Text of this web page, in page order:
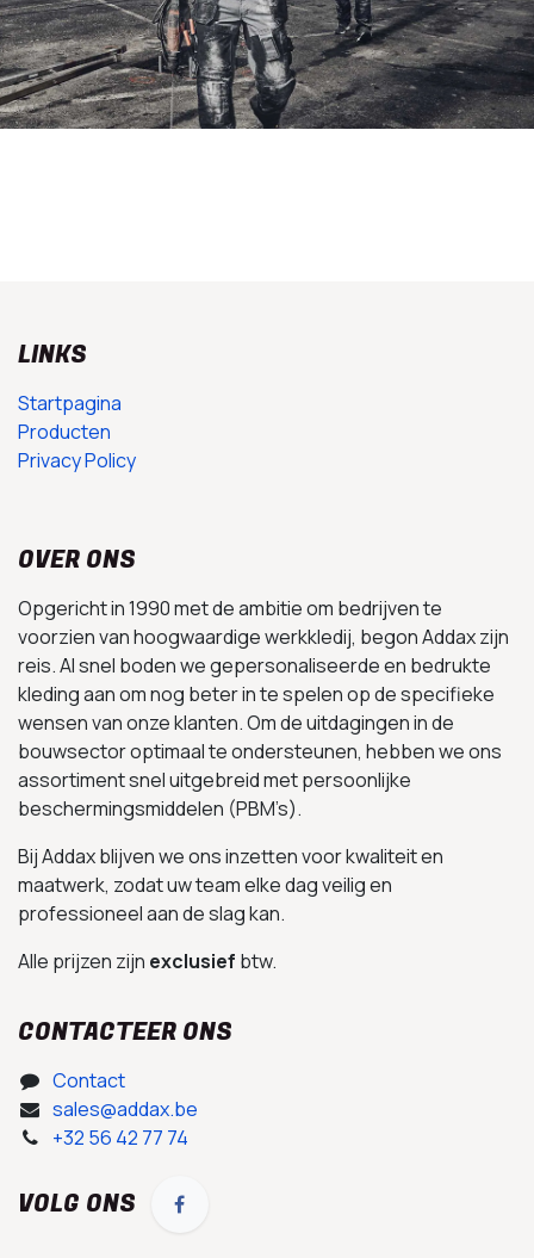
LINKS
Startpagina
Producten
Privacy Policy
OVER ONS
Opgericht in 1990 met de ambitie om bedrijven te
voorzien van hoogwaardige werkkledij, begon Addax zijn
reis. Al snel boden we gepersonaliseerde en bedrukte
kleding aan om nog beter in te spelen op de specifieke
wensen van onze klanten. Om de uitdagingen in de
bouwsector optimaal te ondersteunen, hebben we ons
assortiment snel uitgebreid met persoonlijke
beschermingsmiddelen (PBM’s).
Bij Addax blijven we ons inzetten voor kwaliteit en
maatwerk, zodat uw team elke dag veilig en
professioneel aan de slag kan.
Alle prijzen zijn exclusief btw.
CONTACTEER ONS
Contact
sales@addax.be
+32 56 42 77 74
VOLG ONS